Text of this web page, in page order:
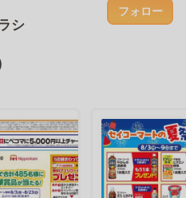
シ
フォロー